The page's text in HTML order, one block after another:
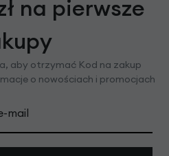
na pierwsze
aby otrzymać Kod na zakup
o nowościach i promocjach
mail